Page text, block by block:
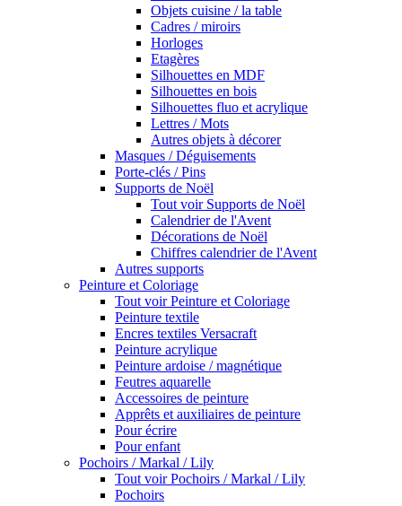
Objets cuisine / la table
Cadres / miroirs
Horloges
Etagères
Silhouettes en MDF
Silhouettes en bois
Silhouettes fluo et acrylique
Lettres / Mots
Autres objets à décorer
Masques / Déguisements
Porte-clés / Pins
Supports de Noël
Tout voir Supports de Noël
Calendrier de l'Avent
Décorations de Noël
Chiffres calendrier de l'Avent
Autres supports
Peinture et Coloriage
Tout voir Peinture et Coloriage
Peinture textile
Encres textiles Versacraft
Peinture acrylique
Peinture ardoise / magnétique
Feutres aquarelle
Accessoires de peinture
Apprêts et auxiliaires de peinture
Pour écrire
Pour enfant
Pochoirs / Markal / Lily
Tout voir Pochoirs / Markal / Lily
Pochoirs